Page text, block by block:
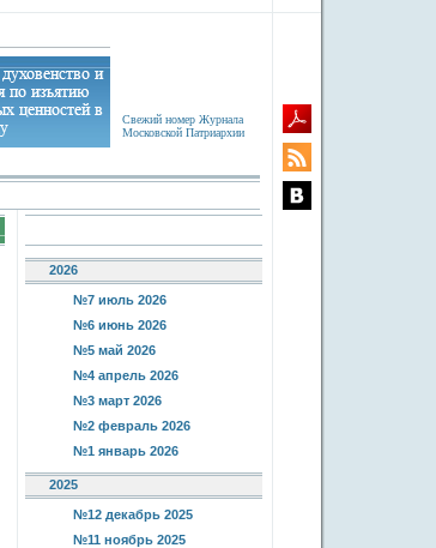
Свежий номер Журнала
Московской Патриархии
2026
№7 июль 2026
№6 июнь 2026
№5 май 2026
№4 апрель 2026
№3 март 2026
№2 февраль 2026
№1 январь 2026
2025
№12 декабрь 2025
№11 ноябрь 2025